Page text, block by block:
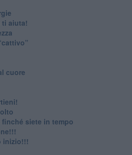
aiuta!
cuore
siete in tempo
inizio!!!